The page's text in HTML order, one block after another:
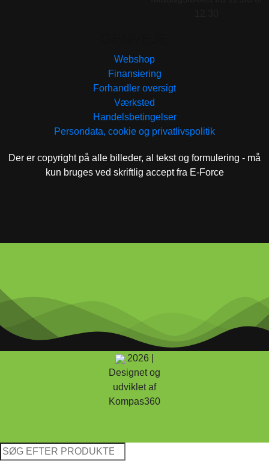
Webshop
Finansiering
Forhandler oversigt
Værksted
Handelsbetingelser
Persondata, cookie og privatlivspolitik
Der er copyright på alle billeder, al tekst og formulering - må
kun bruges ved skriftlig accept fra E-Force
2026 |
Designet og
udviklet af
Kompas360
Søg